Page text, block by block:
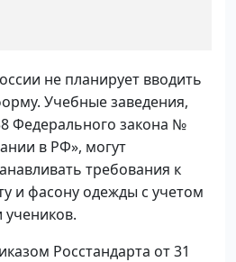
не планирует вводить
Учебные заведения,
Федерального закона №
в РФ», могут
требования к
и фасону одежды с учетом
Росстандарта от 31